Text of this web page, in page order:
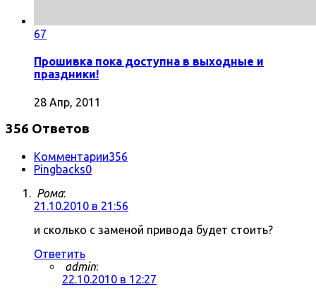
67
Прошивка пока доступна в выходные и
праздники!
28 Апр, 2011
356 Ответов
Комментарии356
Pingbacks0
Рома:
21.10.2010 в 21:56
и сколько с заменой привода будет стоить?
Ответить
admin:
22.10.2010 в 12:27